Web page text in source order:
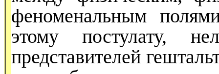
феноменальным
этому постулату,
представителей